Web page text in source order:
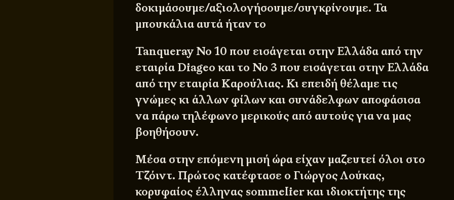
δοκιμάσουμε/αξιολογήσουμε/συγκρίνουμε. Τα
μπουκάλια αυτά ήταν το
Tanqueray No 10 που εισάγεται στην Ελλάδα από την
εταιρία Diageo και το No 3 που εισάγεται στην Ελλάδα
από την εταιρία Καρούλιας. Κι επειδή θέλαμε τις
γνώμες κι άλλων φίλων και συνάδελφων αποφάσισα
να πάρω τηλέφωνο μερικούς από αυτούς για να μας
βοηθήσουν.
Μέσα στην επόμενη μισή ώρα είχαν μαζευτεί όλοι στο
Τζόιντ. Πρώτος κατέφτασε ο Γιώργος Λούκας,
κορυφαίος έλληνας sommelier και ιδιοκτήτης της